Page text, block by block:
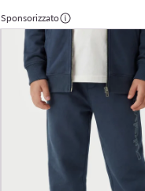
Sponsorizzato